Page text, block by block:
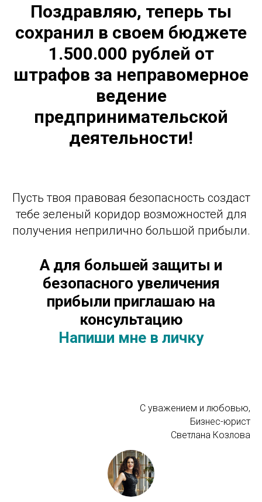
Поздравляю, теперь ты
сохранил в своем бюджете
1.500.000 рублей от
штрафов за неправомерное
ведение
предпринимательской
деятельности!
Пусть твоя правовая безопасность создаст
тебе зеленый коридор возможностей для
получения неприлично большой прибыли.
А для большей защиты и
безопасного увеличения
прибыли приглашаю на
консультацию
Напиши мне в личку
С уважением и любовью,
Бизнес-юрист
Светлана Козлова